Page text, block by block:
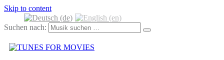
Skip to content
Suchen nach:
Mehr unter Datenschutzerklärung &